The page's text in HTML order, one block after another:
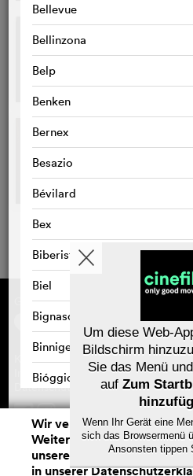
Kino
Bellevue
Bellinzona
Belp
Benken
Bernex
Besazio
Bévilard
Bex
Biberist
Biel
Bignasco
Binnigen
Bióggio
Birr
Bischofzell
Bissone
Gefördert von
Kontakt
Impressum
Datenschutz
Wir verwenden Cookies.
Weitersurfen auf
unserer Cookie-Nutzung zu.
in unserer
Um diese Web-
Bildschirm
Sie das Menü
auf Zum
Wenn Ihr Gerät eine
sich das Browsermenü
Ansonsten tippen